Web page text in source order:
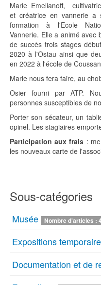
Marie Emelianoff,
et créatrice en vannerie a
formation à l'Ecole
Vannerie. Elle a animé avec
de succès trois stages
2020 à l'Ostau ainsi que
en 2022 à l'école de
Marie nous fera faire, au
Osier fourni par ATP.
personnes susceptibles de
Porter son sécateur, un
opinel. Les stagiaires
Participation aux frais :
les nouveaux carte de
Sous-catégories
Musée Nombre d'articles :
Expositions
Documentation et de